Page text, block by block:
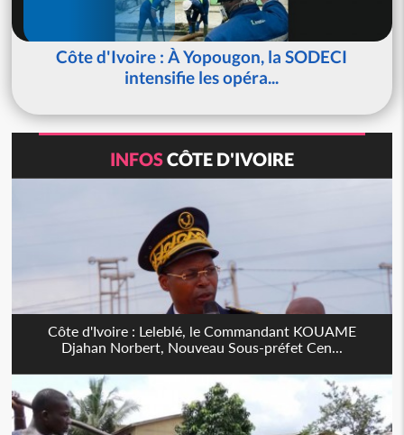
Côte d'Ivoire : À Yopougon, la SODECI
intensifie les opéra...
INFOSCÔTE D'IVOIRE
Côte d'Ivoire : Leleblé, le Commandant KOUAME
Djahan Norbert, Nouveau Sous-préfet Cen...